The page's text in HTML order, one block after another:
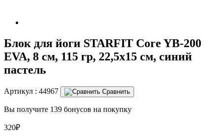
Блок для йоги STARFIT Core YB-200
EVA, 8 см, 115 гр, 22,5х15 см, синий
пастель
Артикул : 44967 Сравнить
Вы получите 139 бонусов на покупку
320₽